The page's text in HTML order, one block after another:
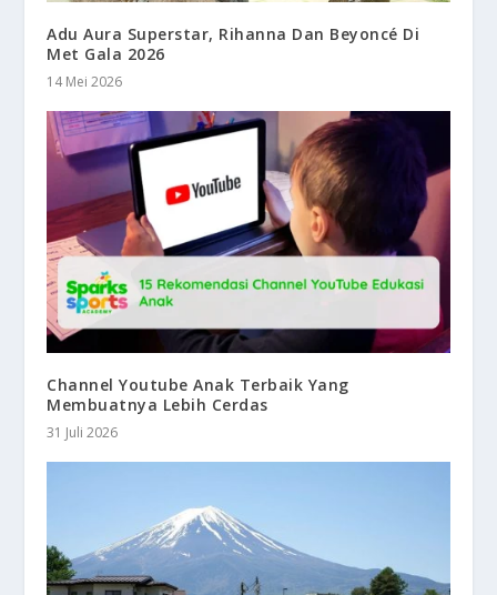
Adu Aura Superstar, Rihanna Dan Beyoncé Di
Met Gala 2026
14 Mei 2026
Channel Youtube Anak Terbaik Yang
Membuatnya Lebih Cerdas
31 Juli 2026